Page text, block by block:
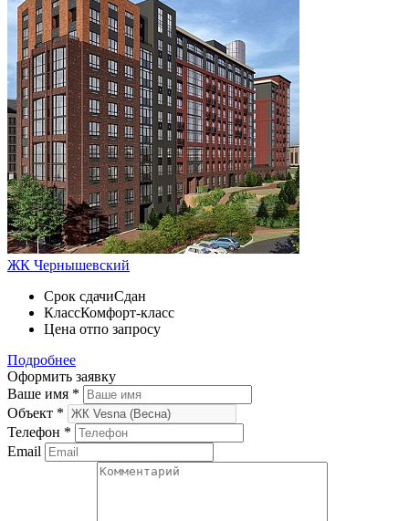
ЖК Чернышевский
Срок сдачиСдан
КлассКомфорт-класс
Цена отпо запросу
Подробнее
Оформить заявку
Ваше имя *
Объект *
Телефон *
Email